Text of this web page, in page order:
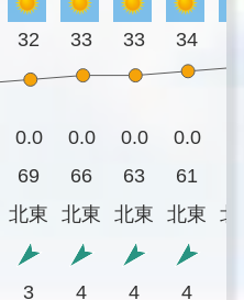
32 33 33 34
0.0 0.0 0.0 0.0
69 66 63 61
北東 北東 北東 北東 北
3 4 4 4